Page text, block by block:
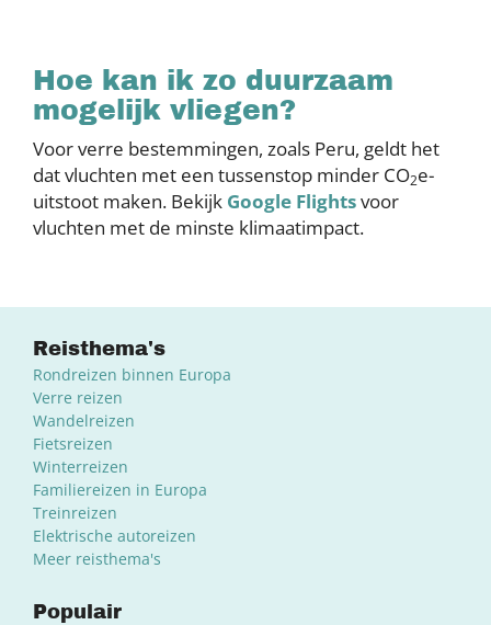
Hoe kan ik zo duurzaam
mogelijk vliegen?
Voor verre bestemmingen, zoals Peru, geldt het
dat vluchten met een tussenstop minder CO2e-
uitstoot maken. Bekijk Google Flightsvoor
vluchten met de minste klimaatimpact.
Reisthema's
Rondreizen binnen Europa
Verre reizen
Wandelreizen
Fietsreizen
Winterreizen
Familiereizen in Europa
Treinreizen
Elektrische autoreizen
Meer reisthema's
Populair